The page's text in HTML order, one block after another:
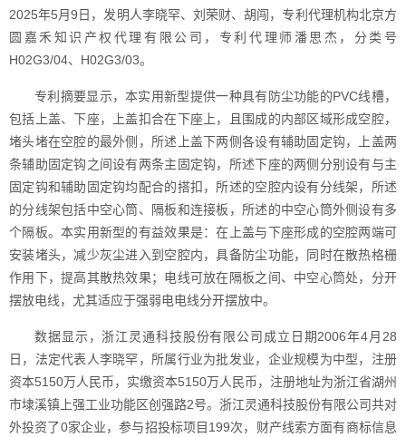
2025年5月9日，发明人李晓罕、刘荣财、胡闯，专利代理机构北京方
圆嘉禾知识产权代理有限公司，专利代理师潘思杰，分类号
H02G3/04、H02G3/03。
专利摘要显示，本实用新型提供一种具有防尘功能的PVC线槽，
包括上盖、下座，上盖扣合在下座上，且围成的内部区域形成空腔，
堵头堵在空腔的最外侧，所述上盖下两侧各设有辅助固定钩，上盖两
条辅助固定钩之间设有两条主固定钩，所述下座的两侧分别设有与主
固定钩和辅助固定钩均配合的搭扣，所述的空腔内设有分线架，所述
的分线架包括中空心筒、隔板和连接板，所述的中空心筒外侧设有多
个隔板。本实用新型的有益效果是：在上盖与下座形成的空腔两端可
安装堵头，减少灰尘进入到空腔内，具备防尘功能，同时在散热格栅
作用下，提高其散热效果；电线可放在隔板之间、中空心筒处，分开
摆放电线，尤其适应于强弱电电线分开摆放中。
数据显示，浙江灵通科技股份有限公司成立日期2006年4月28
日，法定代表人李晓罕，所属行业为批发业，企业规模为中型，注册
资本5150万人民币，实缴资本5150万人民币，注册地址为浙江省湖州
市埭溪镇上强工业功能区创强路2号。浙江灵通科技股份有限公司共对
外投资了0家企业，参与招投标项目199次，财产线索方面有商标信息